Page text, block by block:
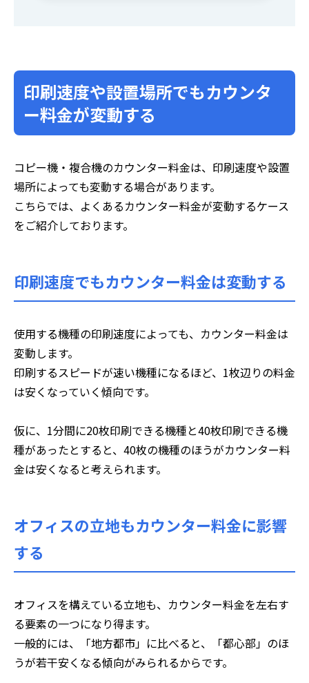
印刷速度や設置場所でもカウンタ
ー料金が変動する
コピー機・複合機のカウンター料金は、印刷速度や設置
場所によっても変動する場合があります。
こちらでは、よくあるカウンター料金が変動するケース
をご紹介しております。
印刷速度でもカウンター料金は変動する
使用する機種の印刷速度によっても、カウンター料金は
変動します。
印刷するスピードが速い機種になるほど、1枚辺りの料金
は安くなっていく傾向です。
仮に、1分間に20枚印刷できる機種と40枚印刷できる機
種があったとすると、40枚の機種のほうがカウンター料
金は安くなると考えられます。
オフィスの立地もカウンター料金に影響
する
オフィスを構えている立地も、カウンター料金を左右す
る要素の一つになり得ます。
一般的には、「地方都市」に比べると、「都心部」のほ
うが若干安くなる傾向がみられるからです。